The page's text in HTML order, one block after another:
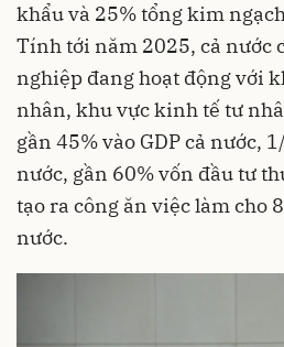
khẩu và 25% tổng kim
Tính tới năm 2025, cả nước
nghiệp đang hoạt động với
nhân, khu vực kinh tế tư
gần 45% vào GDP cả nước,
nước, gần 60% vốn đầu tư
tạo ra công ăn việc làm cho
nước.